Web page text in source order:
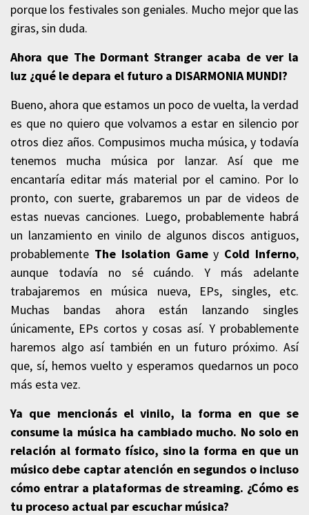
porque los festivales son geniales. Mucho mejor que las
giras, sin duda.
Ahora que The Dormant Stranger acaba de ver la
luz ¿qué le depara el futuro a DISARMONIA MUNDI?
Bueno, ahora que estamos un poco de vuelta, la verdad
es que no quiero que volvamos a estar en silencio por
otros diez años. Compusimos mucha música, y todavía
tenemos mucha música por lanzar. Así que me
encantaría editar más material por el camino. Por lo
pronto, con suerte, grabaremos un par de videos de
estas nuevas canciones. Luego, probablemente habrá
un lanzamiento en vinilo de algunos discos antiguos,
probablemente The Isolation Gamey Cold Inferno,
aunque todavía no sé cuándo. Y más adelante
trabajaremos en música nueva, EPs, singles, etc.
Muchas bandas ahora están lanzando singles
únicamente, EPs cortos y cosas así. Y probablemente
haremos algo así también en un futuro próximo. Así
que, sí, hemos vuelto y esperamos quedarnos un poco
más esta vez.
Ya que mencionás el vinilo, la forma en que se
consume la música ha cambiado mucho. No solo en
relación al formato físico, sino la forma en que un
músico debe captar atención en segundos o incluso
cómo entrar a plataformas de streaming. ¿Cómo es
tu proceso actual par escuchar música?